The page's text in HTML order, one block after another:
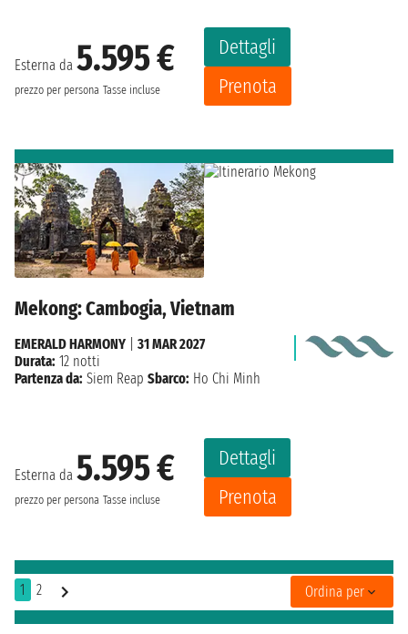
Esterna da 5.595 €
prezzo per persona Tasse incluse
Dettagli
Prenota
Mekong: Cambogia, Vietnam
Esterna da 5.595 €
prezzo per persona Tasse incluse
Dettagli
Prenota
EMERALD HARMONY
31 MAR 2027
Durata: 12 notti
Partenza da: Siem Reap Sbarco: Ho Chi Minh
1 2 Ordina per